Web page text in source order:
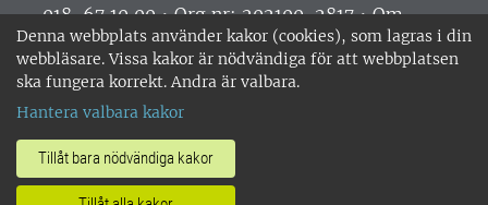
Denna webbplats använder kakor (cookies), som lagras i din
webbläsare. Vissa kakor är nödvändiga för att webbplatsen
ska fungera korrekt. Andra är valbara.
Hantera valbara kakor
Tillåt bara nödvändiga kakor
018-67 10 00 • Org nr: 202100-2817 •Om
medarbetarwebben•SLU:s fakturaadress•
Om SLU:s webbplatser
•Vid KRIS
•Hantera kakor•Behandling av
personuppgifter